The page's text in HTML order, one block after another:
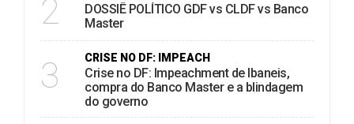
2
DOSSIÊ POLÍTICO GDF vs CLDF vs Banco
Master
3 CRISE NO DF: IMPEACH
Crise no DF: Impeachment de Ibaneis,
compra do Banco Master e a blindagem
do governo